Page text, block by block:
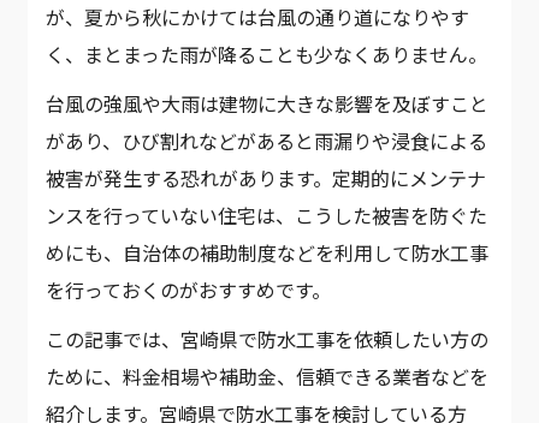
が、夏から秋にかけては台風の通り道になりやす
く、まとまった雨が降ることも少なくありません。
台風の強風や大雨は建物に大きな影響を及ぼすこと
があり、ひび割れなどがあると雨漏りや浸食による
被害が発生する恐れがあります。定期的にメンテナ
ンスを行っていない住宅は、こうした被害を防ぐた
めにも、自治体の補助制度などを利用して防水工事
を行っておくのがおすすめです。
この記事では、宮崎県で防水工事を依頼したい方の
ために、料金相場や補助金、信頼できる業者などを
紹介します。宮崎県で防水工事を検討している方